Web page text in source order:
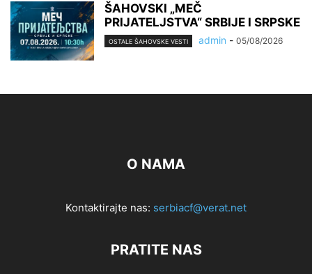
ŠAHOVSKI „MEČ
PRIJATELJSTVA“ SRBIJE I SRPSKE
OSTALE ŠAHOVSKE VESTI admin - 05/08/2026
O NAMA
Kontaktirajte nas: serbiacf@verat.net
PRATITE NAS